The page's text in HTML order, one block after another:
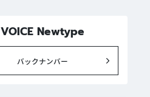
VOICE Newtype
バックナンバー